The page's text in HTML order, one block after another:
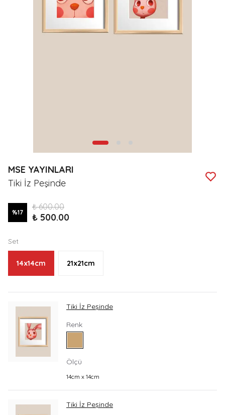
MSE YAYINLARI
Tiki İz Peşinde
%17
₺ 600.00
₺ 500.00
Set
14x14cm 21x21cm
Tiki İz Peşinde
Renk
Ölçü
14cm x 14cm
Tiki İz Peşinde